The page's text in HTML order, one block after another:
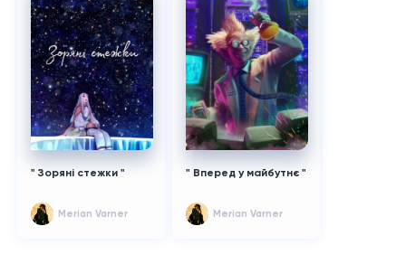
" Зоряні стежки "
Merian Varner
" Вперед у майбутнє "
Merian Varner